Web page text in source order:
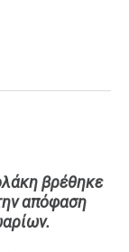
βρέθηκε
απόφαση